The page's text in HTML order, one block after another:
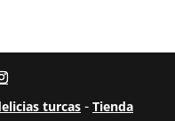
turcas- Tienda